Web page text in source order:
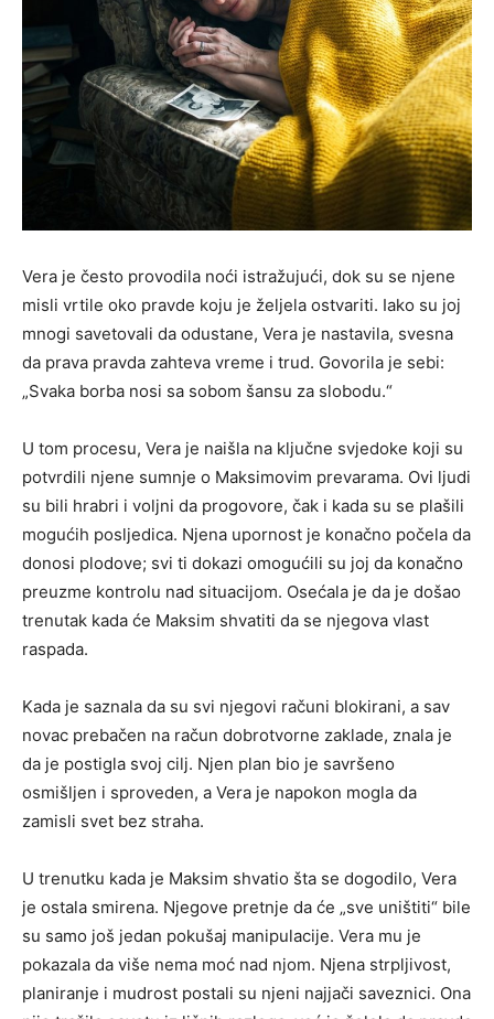
Vera je često provodila noći istražujući, dok su se njene
misli vrtile oko pravde koju je željela ostvariti. Iako su joj
mnogi savetovali da odustane, Vera je nastavila, svesna
da prava pravda zahteva vreme i trud. Govorila je sebi:
„Svaka borba nosi sa sobom šansu za slobodu.“
U tom procesu, Vera je naišla na ključne svjedoke koji su
potvrdili njene sumnje o Maksimovim prevarama. Ovi ljudi
su bili hrabri i voljni da progovore, čak i kada su se plašili
mogućih posljedica. Njena upornost je konačno počela da
donosi plodove; svi ti dokazi omogućili su joj da konačno
preuzme kontrolu nad situacijom. Osećala je da je došao
trenutak kada će Maksim shvatiti da se njegova vlast
raspada.
Kada je saznala da su svi njegovi računi blokirani, a sav
novac prebačen na račun dobrotvorne zaklade, znala je
da je postigla svoj cilj. Njen plan bio je savršeno
osmišljen i sproveden, a Vera je napokon mogla da
zamisli svet bez straha.
U trenutku kada je Maksim shvatio šta se dogodilo, Vera
je ostala smirena. Njegove pretnje da će „sve uništiti“ bile
su samo još jedan pokušaj manipulacije. Vera mu je
pokazala da više nema moć nad njom. Njena strpljivost,
planiranje i mudrost postali su njeni najjači saveznici. Ona